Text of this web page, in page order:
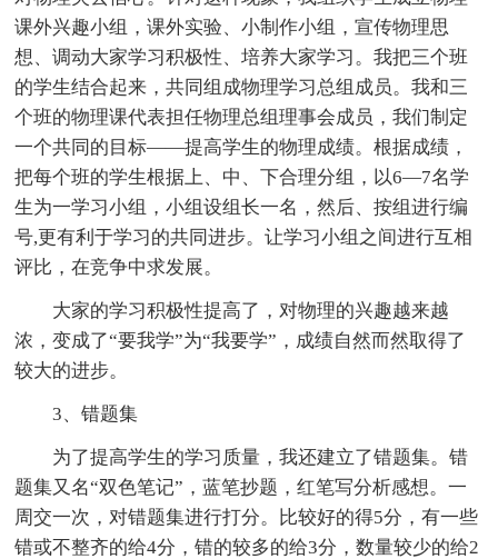
课外兴趣小组，课外实验、小制作小组，宣传物理思
想、调动大家学习积极性、培养大家学习。我把三个班
的学生结合起来，共同组成物理学习总组成员。我和三
个班的物理课代表担任物理总组理事会成员，我们制定
一个共同的目标——提高学生的物理成绩。根据成绩，
把每个班的学生根据上、中、下合理分组，以6—7名学
生为一学习小组，小组设组长一名，然后、按组进行编
号,更有利于学习的共同进步。让学习小组之间进行互相
评比，在竞争中求发展。
大家的学习积极性提高了，对物理的兴趣越来越
浓，变成了“要我学”为“我要学”，成绩自然而然取得了
较大的进步。
3、错题集
为了提高学生的学习质量，我还建立了错题集。错
题集又名“双色笔记”，蓝笔抄题，红笔写分析感想。一
周交一次，对错题集进行打分。比较好的得5分，有一些
错或不整齐的给4分，错的较多的给3分，数量较少的给2